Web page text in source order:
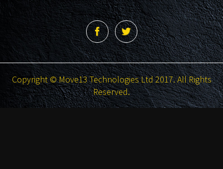
Copyright © Move13 Technologies Ltd 2017. All Rights
Reserved.